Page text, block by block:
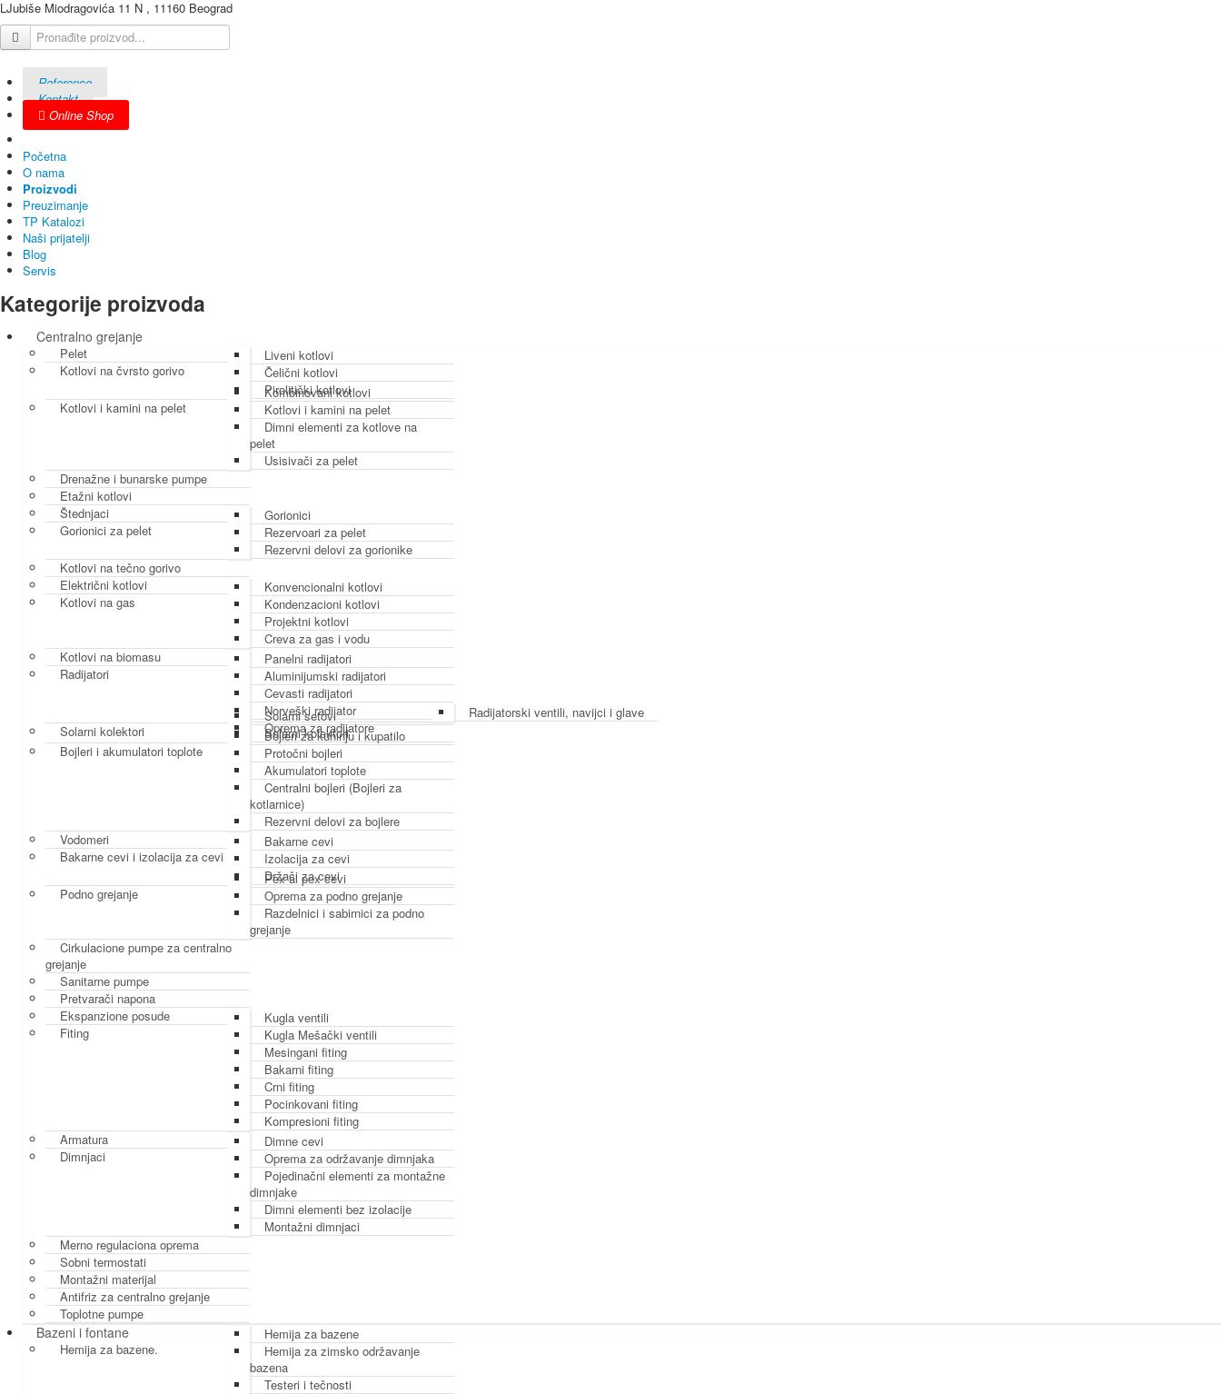
LJubiše Miodragovića 11 N , 11160 Beograd
Reference
Kontakt
Online Shop
Početna
O nama
Proizvodi
Preuzimanje
TP Katalozi
Naši prijatelji
Blog
Servis
Kategorije proizvoda
Centralno grejanje
Pelet
Kotlovi na čvrsto gorivo
Liveni kotlovi
Čelični kotlovi
Pirolitički kotlovi
Kotlovi i kamini na pelet
Kombinovani kotlovi
Kotlovi i kamini na pelet
Dimni elementi za kotlove na
pelet
Usisivači za pelet
Drenažne i bunarske pumpe
Etažni kotlovi
Štednjaci
Gorionici za pelet
Gorionici
Rezervoari za pelet
Rezervni delovi za gorionike
Kotlovi na tečno gorivo
Električni kotlovi
Kotlovi na gas
Konvencionalni kotlovi
Kondenzacioni kotlovi
Projektni kotlovi
Creva za gas i vodu
Kotlovi na biomasu
Radijatori
Panelni radijatori
Aluminijumski radijatori
Cevasti radijatori
Norveški radijator
Oprema za radijatore
Radijatorski ventili, navijci i glave
Solarni kolektori
Solarni setovi
Solarni kolektori
Bojleri i akumulatori toplote
Bojleri za kuhinju i kupatilo
Protočni bojleri
Akumulatori toplote
Centralni bojleri (Bojleri za
kotlarnice)
Rezervni delovi za bojlere
Vodomeri
Bakarne cevi i izolacija za cevi
Bakarne cevi
Izolacija za cevi
Držači za cevi
Podno grejanje
Pex al pex cevi
Oprema za podno grejanje
Razdelnici i sabirnici za podno
grejanje
Cirkulacione pumpe za centralno
grejanje
Sanitarne pumpe
Pretvarači napona
Ekspanzione posude
Fiting
Kugla ventili
Kugla Mešački ventili
Mesingani fiting
Bakarni fiting
Crni fiting
Pocinkovani fiting
Kompresioni fiting
Armatura
Dimnjaci
Dimne cevi
Oprema za održavanje dimnjaka
Pojedinačni elementi za montažne
dimnjake
Dimni elementi bez izolacije
Montažni dimnjaci
Merno regulaciona oprema
Sobni termostati
Montažni materijal
Antifriz za centralno grejanje
Toplotne pumpe
Bazeni i fontane
Hemija za bazene.
Hemija za bazene
Hemija za zimsko održavanje
bazena
Testeri i tečnosti